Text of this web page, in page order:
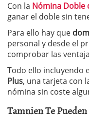
Con la Nómina Doble
ganar el doble sin
Para ello hay que
personal y desde el
comprobar las
Todo ello incluyendo
Plus, una tarjeta con
nómina sin coste
Tamnien Te